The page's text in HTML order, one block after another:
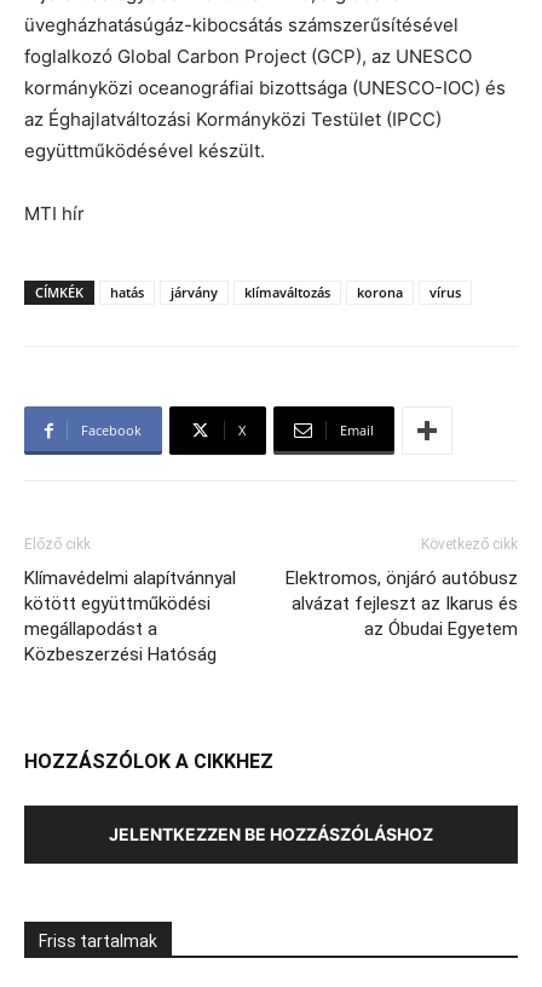
üvegházhatásúgáz-kibocsátás számszerűsítésével
foglalkozó Global Carbon Project (GCP), az UNESCO
kormányközi oceanográfiai bizottsága (UNESCO-IOC) és
az Éghajlatváltozási Kormányközi Testület (IPCC)
együttműködésével készült.
MTI hír
CÍMKÉK hatás járvány klímaváltozás korona vírus
Facebook X Email
Előző cikk
Klímavédelmi alapítvánnyal
kötött együttműködési
megállapodást a
Közbeszerzési Hatóság
Következő cikk
Elektromos, önjáró autóbusz
alvázat fejleszt az Ikarus és
az Óbudai Egyetem
HOZZÁSZÓLOK A CIKKHEZ
JELENTKEZZEN BE HOZZÁSZÓLÁSHOZ
Friss tartalmak